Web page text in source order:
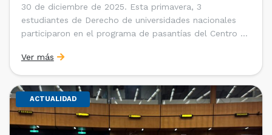
30 de diciembre de 2025. Esta primavera, 3
estudiantes de Derecho de universidades nacionales
participaron en el programa de pasantías del Centro de
de Santiago (CCS). Entre el 3 de noviembre y el 30 de
diciembre realizaron su pasantía Ingrid Ivania […]
Ver más
ACTUALIDAD